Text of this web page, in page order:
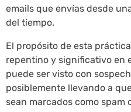
emails que envías desde
del tiempo.
El propósito de esta
repentino y significativo en
puede ser visto con
posiblemente llevando a
sean marcados como spam